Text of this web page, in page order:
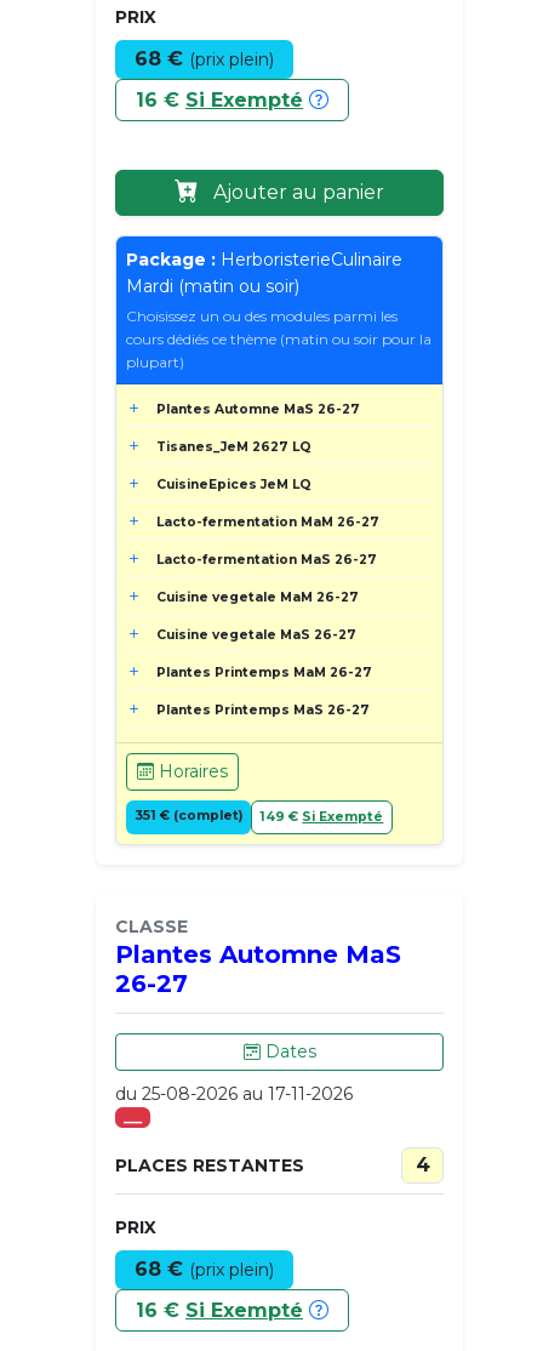
PRIX
68 € (prix plein)
16 € Si Exempté
Ajouter au panier
Package : HerboristerieCulinaire
Mardi (matin ou soir)
Choisissez un ou des modules parmi les
cours dédiés ce thème (matin ou soir pour la
plupart)
Plantes Automne MaS 26-27
Tisanes_JeM 2627 LQ
CuisineEpices JeM LQ
Lacto-fermentation MaM 26-27
Lacto-fermentation MaS 26-27
Cuisine vegetale MaM 26-27
Cuisine vegetale MaS 26-27
Plantes Printemps MaM 26-27
Plantes Printemps MaS 26-27
Horaires
351 € (complet) 149 € Si Exempté
CLASSE
Plantes Automne MaS
26-27
Dates
du 25-08-2026 au 17-11-2026
___
PLACES RESTANTES 4
PRIX
68 € (prix plein)
16 € Si Exempté